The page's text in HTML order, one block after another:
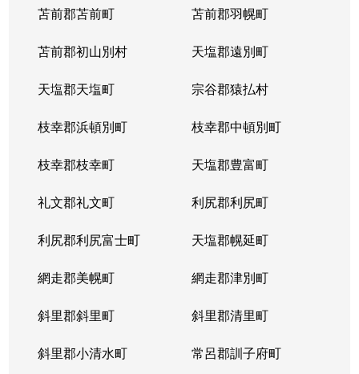
苫前郡苫前町 苫前郡羽幌町
苫前郡初山別村 天塩郡遠別町
天塩郡天塩町 宗谷郡猿払村
枝幸郡浜頓別町 枝幸郡中頓別町
枝幸郡枝幸町 天塩郡豊富町
礼文郡礼文町 利尻郡利尻町
利尻郡利尻富士町 天塩郡幌延町
網走郡美幌町 網走郡津別町
斜里郡斜里町 斜里郡清里町
斜里郡小清水町 常呂郡訓子府町